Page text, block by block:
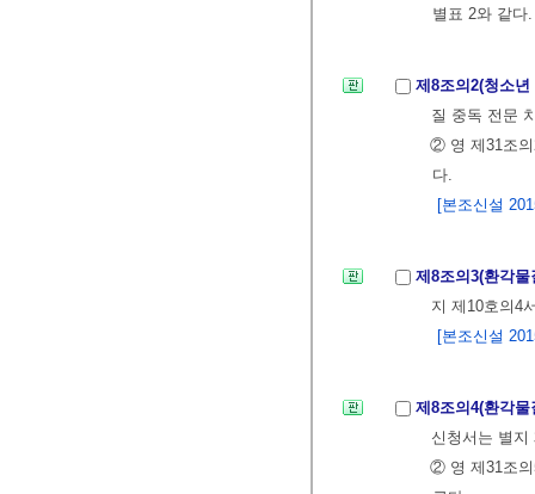
별표 2와 같
제8조의2(청소
질 중독 전문
② 영 제31조의
다.
[본조신설
제8조의3(환각
지 제10호의4
[본조신설
제8조의4(환각
신청서는 별지
② 영 제31조의